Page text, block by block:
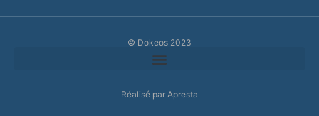
© Dokeos 2023
Réalisé par Apresta